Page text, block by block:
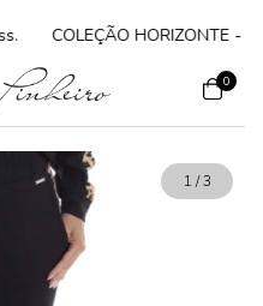
COLEÇÃO HORIZONTE -
0
1 /3